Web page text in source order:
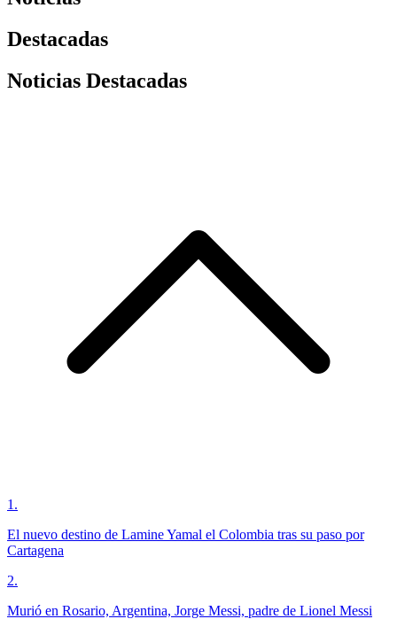
Destacadas
Noticias Destacadas
1 .
El nuevo destino de Lamine Yamal el Colombia tras su paso por
Cartagena
2.
Murió en Rosario, Argentina, Jorge Messi, padre de Lionel Messi